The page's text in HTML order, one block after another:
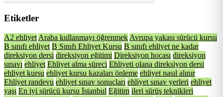
Etiketler
A2 ehliyet Araba kullanmayı öğrenmek Avrupa yakası sürücü kursu
B sınıfı ehliyet B Sınıfı Ehliyet Kursu B sınıfı ehliyet ne kadar
direksiyon dersi direksiyon eğitimi Direksiyon hocası direksiyon
sınavı ehliyet Ehliyet alma süreci Ehliyeti olana direksiyon dersi
ehliyet kursu ehliyet kursu kazaları önleme ehliyet nasıl alınır
Ehliyet randevu ehliyet sınav sonuçları ehliyet sınav yerleri ehliyet
yaşı En iyi sürücü kursu İstanbul Eğitim ileri sürüş teknikleri